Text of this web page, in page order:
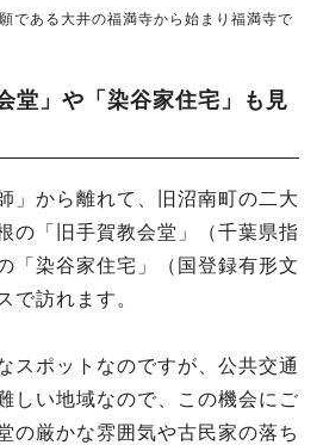
である大井の福満寺から始まり福満寺で
堂」や「染谷家住宅」も見
」から離れて、旧沼南町の二大
の「旧手賀教会堂」（千葉県指
「染谷家住宅」（国登録有形文
で訪れます。
スポットなのですが、公共交通
しい地域なので、この機会にご
の厳かな雰囲気や古民家の落ち